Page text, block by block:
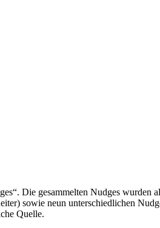
Die gesammelten Nudges
sowie neun unterschiedlichen
Quelle.